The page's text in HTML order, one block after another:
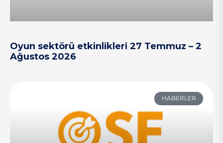
Oyun sektörü etkinlikleri 27 Temmuz – 2
Ağustos 2026
HABERLER